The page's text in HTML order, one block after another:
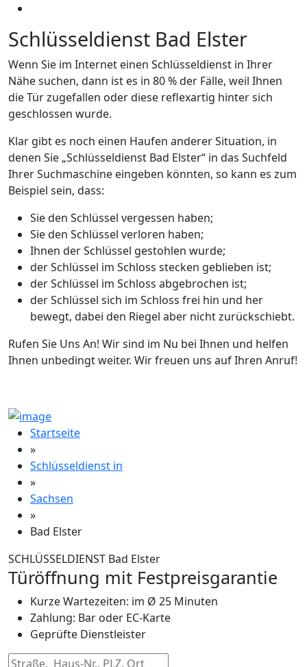
Schlüsseldienst Bad Elster
Wenn Sie im Internet einen Schlüsseldienst in Ihrer
Nähe suchen, dann ist es in 80 % der Fälle, weil Ihnen
die Tür zugefallen oder diese reflexartig hinter sich
geschlossen wurde.
Klar gibt es noch einen Haufen anderer Situation, in
denen Sie „Schlüsseldienst Bad Elster“ in das Suchfeld
Ihrer Suchmaschine eingeben könnten, so kann es zum
Beispiel sein, dass:
Sie den Schlüssel vergessen haben;
Sie den Schlüssel verloren haben;
Ihnen der Schlüssel gestohlen wurde;
der Schlüssel im Schloss stecken geblieben ist;
der Schlüssel im Schloss abgebrochen ist;
der Schlüssel sich im Schloss frei hin und her
bewegt, dabei den Riegel aber nicht zurückschiebt.
Rufen Sie Uns An! Wir sind im Nu bei Ihnen und helfen
Ihnen unbedingt weiter. Wir freuen uns auf Ihren Anruf!
Startseite
»
Schlüsseldienst in
»
Sachsen
»
Bad Elster
SCHLÜSSELDIENST Bad Elster
Türöffnung mit Festpreisgarantie
Kurze Wartezeiten: im Ø 25 Minuten
Zahlung: Bar oder EC-Karte
Geprüfte Dienstleister